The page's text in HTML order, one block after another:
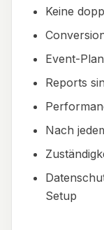
Keine
Event-
Reports
Nach
Setup